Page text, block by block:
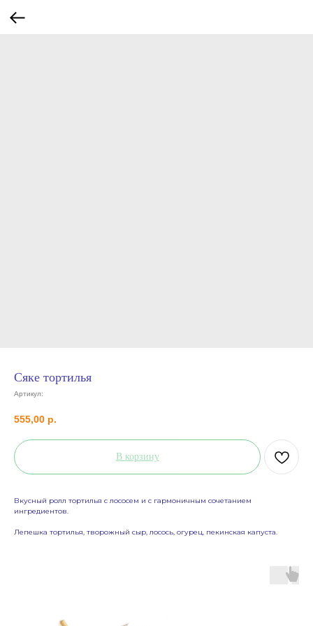
Сяке тортилья
Артикул:
555,00 р.
В корзину
Вкусный ролл тортилья с лососем и с гармоничным сочетанием
ингредиентов.
Лепешка тортилья, творожный сыр, лосось, огурец, пекинская капуста.